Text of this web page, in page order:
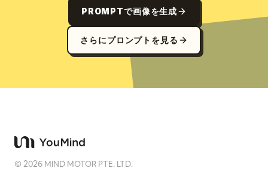
PROMPTで画像を生成
さらにプロンプトを見る
©2026 MIND MOTOR PTE. LTD.